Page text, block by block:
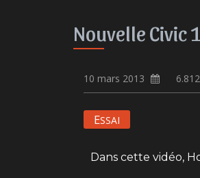
Nouvelle Civic
10 mars 2013 6.812
ESSAI
Dans cette vidéo,